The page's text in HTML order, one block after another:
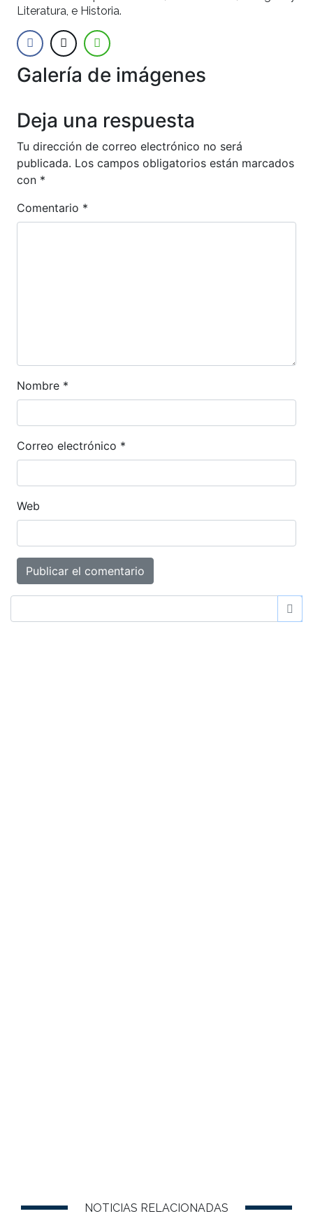
Literatura, e Historia.
Galería de imágenes
Deja una respuesta
Tu dirección de correo electrónico no será
publicada. Los campos obligatorios están marcados
con *
Comentario *
Nombre *
Correo electrónico *
Web
NOTICIAS RELACIONADAS